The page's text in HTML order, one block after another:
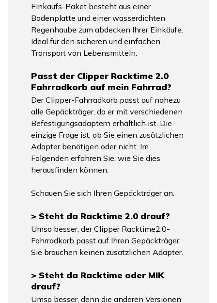
Einkaufs-Paket besteht aus einer
Bodenplatte und einer wasserdichten
Regenhaube zum abdecken Ihrer Einkäufe.
Ideal für den sicheren und einfachen
Transport von Lebensmitteln.
Passt der Clipper Racktime 2.0
Fahrradkorb auf mein Fahrrad?
Der Clipper-Fahrradkorb passt auf nahezu
alle Gepäckträger, da er mit verschiedenen
Befestigungsadaptern erhältlich ist. Die
einzige Frage ist, ob Sie einen zusätzlichen
Adapter benötigen oder nicht. Im
Folgenden erfahren Sie, wie Sie dies
herausfinden können.
Schauen Sie sich Ihren Gepäckträger an.
> Steht da Racktime 2.0 drauf?
Umso besser, der Clipper Racktime2.0-
Fahrradkorb passt auf Ihren Gepäckträger.
Sie brauchen keinen zusätzlichen Adapter.
> Steht da Racktime oder MIK
drauf?
Umso besser, denn die anderen Versionen